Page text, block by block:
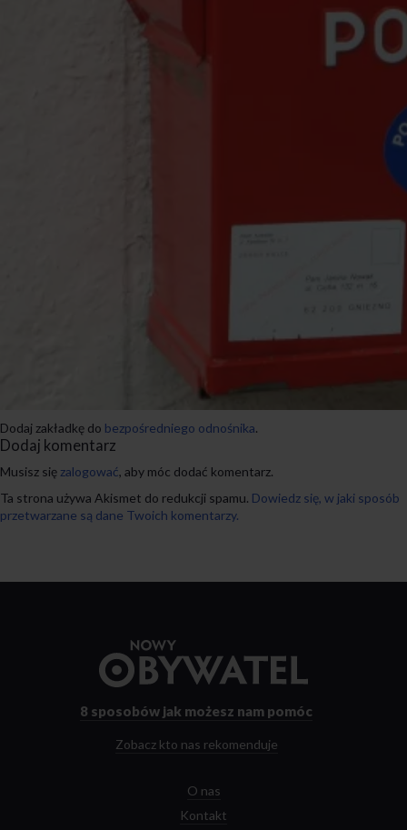
Dodaj zakładkę do bezpośredniego odnośnika.
Dodaj komentarz
Musisz się zalogować, aby móc dodać komentarz.
Ta strona używa Akismet do redukcji spamu. Dowiedz się, w jaki sposób
przetwarzane są dane Twoich komentarzy.
strony
8 sposobów jak możesz nam pomóc
Zobacz kto nas rekomenduje
O nas
Kontakt